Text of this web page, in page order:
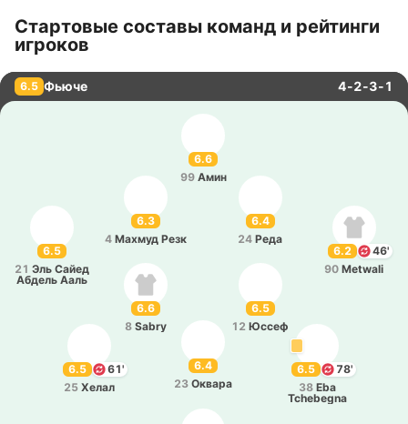
Стартовые составы команд и рейтинги
игроков
6.5 Фьюче 4-2-3-1
6.6
99 Амин
6.3
4 Махмуд Резк
6.5
21 Эль Сайед
Абдель Ааль
6.4
24 Реда
6.2
46'
90 Metwali
6.5
12 Юссеф
6.5
61'
25 Хелал
6.4
23 Оквара
6.5
78'
38 Eba
Tchebegna
6.6
8 Sabry